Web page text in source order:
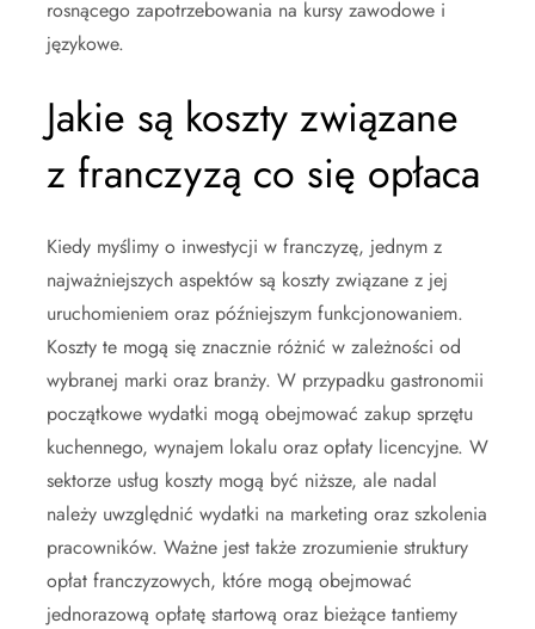
rosnącego zapotrzebowania na kursy zawodowe i
językowe.
Jakie są koszty związane
z franczyzą co się opłaca
Kiedy myślimy o inwestycji w franczyzę, jednym z
najważniejszych aspektów są koszty związane z jej
uruchomieniem oraz późniejszym funkcjonowaniem.
Koszty te mogą się znacznie różnić w zależności od
wybranej marki oraz branży. W przypadku gastronomii
początkowe wydatki mogą obejmować zakup sprzętu
kuchennego, wynajem lokalu oraz opłaty licencyjne. W
sektorze usług koszty mogą być niższe, ale nadal
należy uwzględnić wydatki na marketing oraz szkolenia
pracowników. Ważne jest także zrozumienie struktury
opłat franczyzowych, które mogą obejmować
jednorazową opłatę startową oraz bieżące tantiemy